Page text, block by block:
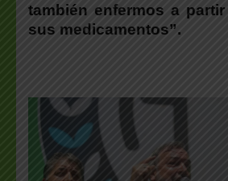
también enfermos a
sus medicamentos”.